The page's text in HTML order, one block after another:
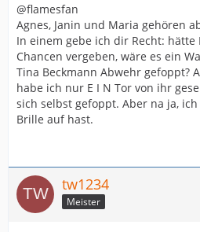
@flamesfan
Agnes, Janin und Maria gehören
In einem gebe ich dir Recht: hätte
Chancen vergeben, wäre es ein
Tina Beckmann Abwehr gefoppt?
habe ich nur E I N Tor von ihr
sich selbst gefoppt. Aber na ja,
Brille auf hast.
tw1234
Meister